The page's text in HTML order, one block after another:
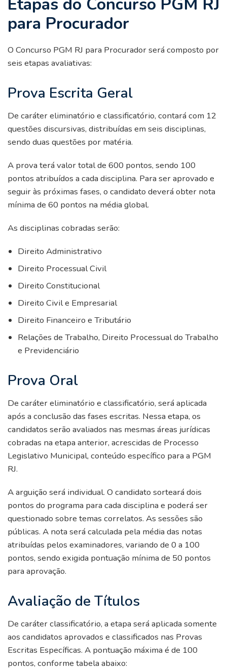
para Procurador
O Concurso PGM RJ para Procurador será composto por
seis etapas avaliativas:
Prova Escrita Geral
De caráter eliminatório e classificatório, contará com 12
questões discursivas, distribuídas em seis disciplinas,
sendo duas questões por matéria.
A prova terá valor total de 600 pontos, sendo 100
pontos atribuídos a cada disciplina. Para ser aprovado e
seguir às próximas fases, o candidato deverá obter nota
mínima de 60 pontos na média global.
As disciplinas cobradas serão:
Direito Administrativo
Direito Processual Civil
Direito Constitucional
Direito Civil e Empresarial
Direito Financeiro e Tributário
Relações de Trabalho, Direito Processual do Trabalho
e Previdenciário
Prova Oral
De caráter eliminatório e classificatório, será aplicada
após a conclusão das fases escritas. Nessa etapa, os
candidatos serão avaliados nas mesmas áreas jurídicas
cobradas na etapa anterior, acrescidas de Processo
Legislativo Municipal, conteúdo específico para a PGM
RJ.
A arguição será individual. O candidato sorteará dois
pontos do programa para cada disciplina e poderá ser
questionado sobre temas correlatos. As sessões são
públicas. A nota será calculada pela média das notas
atribuídas pelos examinadores, variando de 0 a 100
pontos, sendo exigida pontuação mínima de 50 pontos
para aprovação.
Avaliação de Títulos
De caráter classificatório, a etapa será aplicada somente
aos candidatos aprovados e classificados nas Provas
Escritas Específicas. A pontuação máxima é de 100
pontos, conforme tabela abaixo: